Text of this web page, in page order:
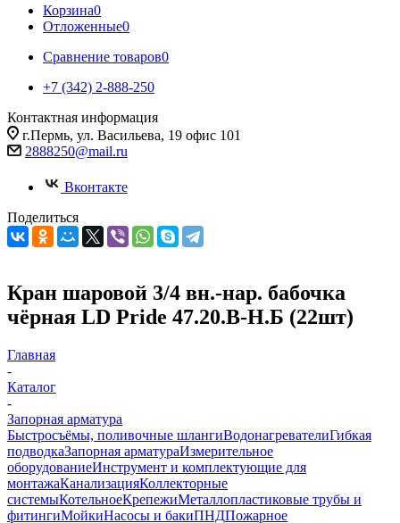
Корзина0
Отложенные0
Сравнение товаров0
+7 (342) 2-888-250
Контактная информация
г.Пермь, ул. Васильева, 19 офис 101
2888250@mail.ru
Вконтакте
Поделиться
Кран шаровой 3/4 вн.-нар. бабочка
чёрная LD Pride 47.20.В-Н.Б (22шт)
Главная
-
Каталог
-
Запорная арматура
Быстросъёмы, поливочные шлангиВодонагревателиГибкая
подводкаЗапорная арматураИзмерительное
оборудованиеИнструмент и комплектующие для
монтажаКанализацияКоллекторные
системыКотельноеКрепежиМеталлопластиковые трубы и
фитингиМойкиНасосы и бакиПНДПожарное